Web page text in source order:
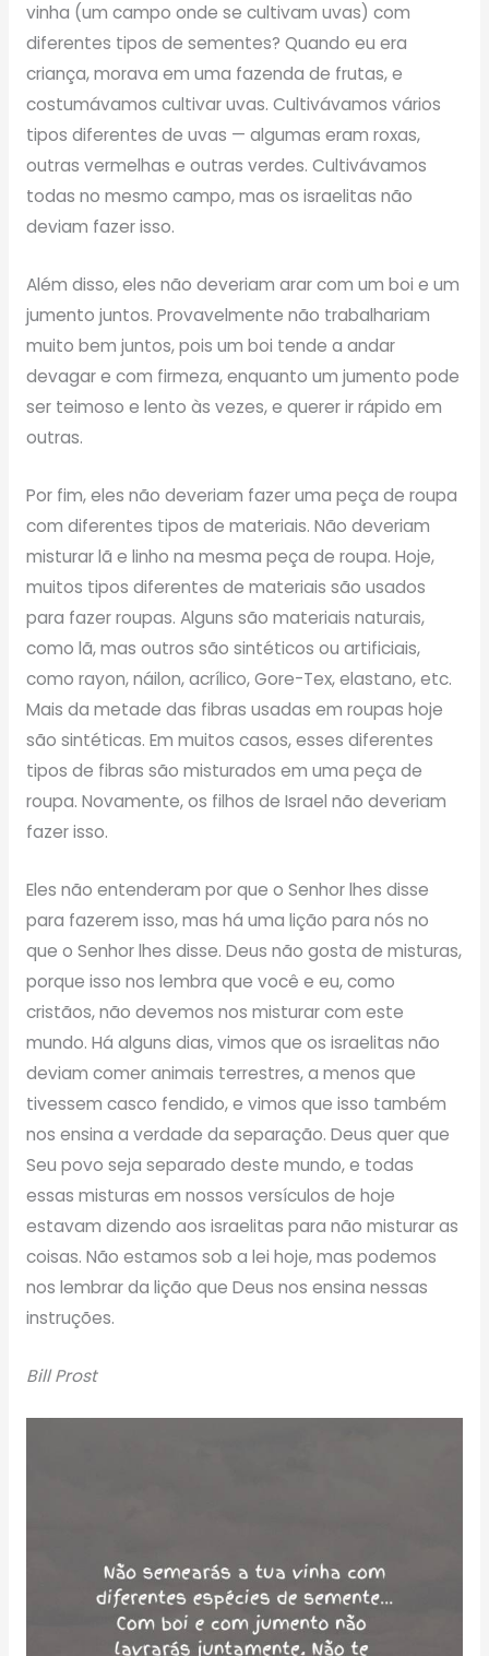
vinha (um campo onde se cultivam uvas) com
diferentes tipos de sementes? Quando eu era
criança, morava em uma fazenda de frutas, e
costumávamos cultivar uvas. Cultivávamos vários
tipos diferentes de uvas — algumas eram roxas,
outras vermelhas e outras verdes. Cultivávamos
todas no mesmo campo, mas os israelitas não
deviam fazer isso.
Além disso, eles não deveriam arar com um boi e um
jumento juntos. Provavelmente não trabalhariam
muito bem juntos, pois um boi tende a andar
devagar e com firmeza, enquanto um jumento pode
ser teimoso e lento às vezes, e querer ir rápido em
outras.
Por fim, eles não deveriam fazer uma peça de roupa
com diferentes tipos de materiais. Não deveriam
misturar lã e linho na mesma peça de roupa. Hoje,
muitos tipos diferentes de materiais são usados ​​
para fazer roupas. Alguns são materiais naturais,
como lã, mas outros são sintéticos ou artificiais,
como rayon, náilon, acrílico, Gore-Tex, elastano, etc.
Mais da metade das fibras usadas em roupas hoje
são sintéticas. Em muitos casos, esses diferentes
tipos de fibras são misturados em uma peça de
roupa. Novamente, os filhos de Israel não deveriam
fazer isso.
Eles não entenderam por que o Senhor lhes disse
para fazerem isso, mas há uma lição para nós no
que o Senhor lhes disse. Deus não gosta de misturas,
porque isso nos lembra que você e eu, como
cristãos, não devemos nos misturar com este
mundo. Há alguns dias, vimos que os israelitas não
deviam comer animais terrestres, a menos que
tivessem casco fendido, e vimos que isso também
nos ensina a verdade da separação. Deus quer que
Seu povo seja separado deste mundo, e todas
essas misturas em nossos versículos de hoje
estavam dizendo aos israelitas para não misturar as
coisas. Não estamos sob a lei hoje, mas podemos
nos lembrar da lição que Deus nos ensina nessas
instruções.
Bill Prost